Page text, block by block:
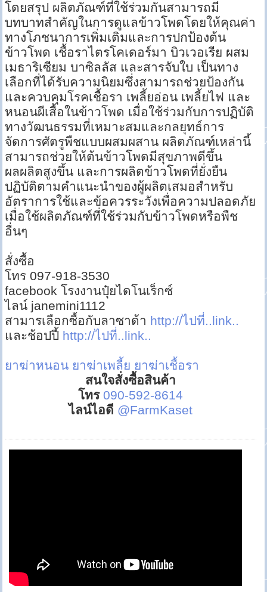
โดยสรุป ผลิตภัณฑ์ที่ใช้ร่วมกันสามารถมี
บทบาทสำคัญในการดูแลข้าวโพดโดยให้คุณค่า
ทางโภชนาการเพิ่มเติมและการปกป้องต้น
ข้าวโพด เชื้อราไตรโคเดอร์มา บิวเวอเรีย ผสม
เมธาริเซียม บาซิลลัส และสารจับใบ เป็นทาง
เลือกที่ได้รับความนิยมซึ่งสามารถช่วยป้องกัน
และควบคุมโรคเชื้อรา เพลี้ยอ่อน เพลี้ยไฟ และ
หนอนผีเสื้อในข้าวโพด เมื่อใช้ร่วมกับการปฏิบัติ
ทางวัฒนธรรมที่เหมาะสมและกลยุทธ์การ
จัดการศัตรูพืชแบบผสมผสาน ผลิตภัณฑ์เหล่านี้
สามารถช่วยให้ต้นข้าวโพดมีสุขภาพดีขึ้น
ผลผลิตสูงขึ้น และการผลิตข้าวโพดที่ยั่งยืน
ปฏิบัติตามคำแนะนำของผู้ผลิตเสมอสำหรับ
อัตราการใช้และข้อควรระวังเพื่อความปลอดภัย
เมื่อใช้ผลิตภัณฑ์ที่ใช้ร่วมกับข้าวโพดหรือพืช
อื่นๆ
สั่งซื้อ
โทร 097-918-3530
facebook โรงงานปุ๋ยไดโนเร็กซ์
ไลน์ janemini1112
สามารเลือกซื้อกับลาซาด้า http://ไปที่..link..
และช้อปปี้ http://ไปที่..link..
ยาฆ่าหนอน ยาฆ่าเพลี้ย ยาฆ่าเชื้อรา
สนใจสั่งซื้อสินค้า
โทร 090-592-8614
ไลน์ไอดี @FarmKaset